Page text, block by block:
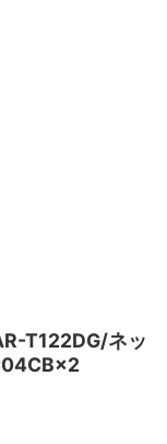
T122DG/ネッ